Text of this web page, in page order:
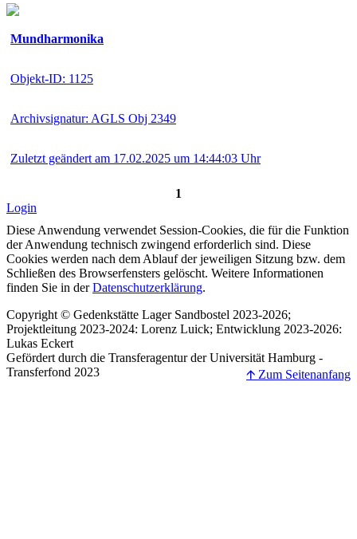
Mundharmonika
Objekt-ID: 1125
Archivsignatur: AGLS Obj 2349
Zuletzt geändert am 17.02.2025 um 14:44:03 Uhr
1
Login
Diese Anwendung verwendet Session-Cookies, die für die Funktion
der Anwendung technisch zwingend erforderlich sind. Diese
Cookies werden nach dem Ablauf der jeweiligen Sitzung bzw. dem
Schließen des Browserfensters gelöscht. Weitere Informationen
finden Sie in derDatenschutzerklärung.
Copyright © Gedenkstätte Lager Sandbostel 2023-2026;
Projektleitung 2023-2024: Lorenz Luick; Entwicklung 2023-2026:
Lukas Eckert
Gefördert durch die Transferagentur der Universität Hamburg -
Transferfond 2023
🡩 Zum Seitenanfang